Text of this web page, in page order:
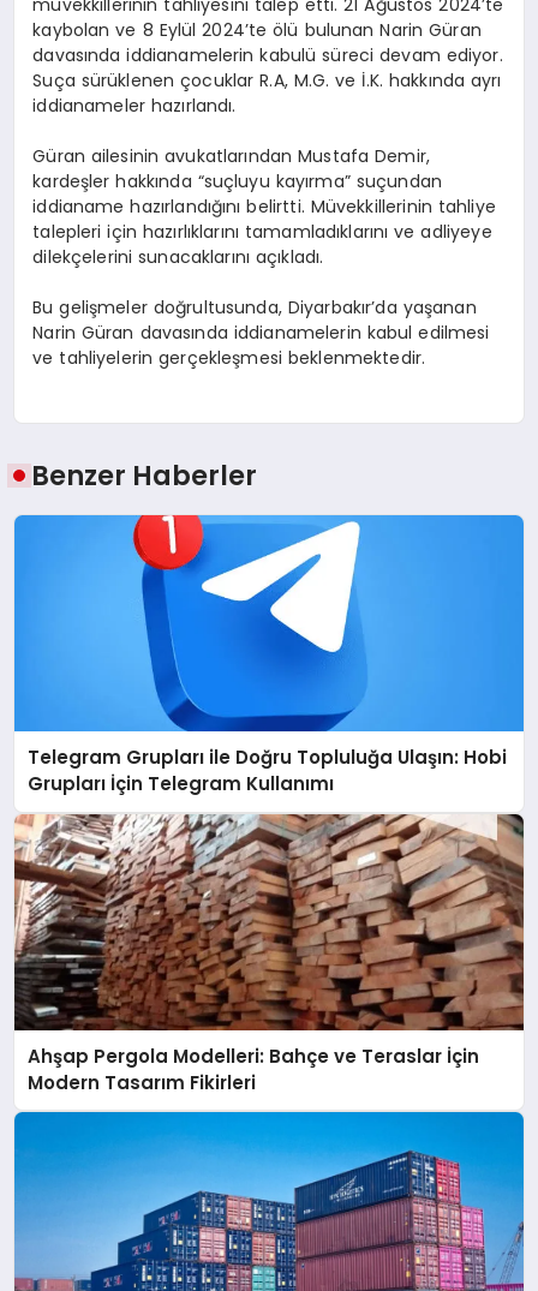
kaybolan ve 8 Eylül 2024’te ölü bulunan Narin Güran
davasında iddianamelerin kabulü süreci devam ediyor.
Suça sürüklenen çocuklar R.A, M.G. ve İ.K. hakkında ayrı
iddianameler hazırlandı.
Güran ailesinin avukatlarından Mustafa Demir,
kardeşler hakkında “suçluyu kayırma” suçundan
iddianame hazırlandığını belirtti. Müvekkillerinin tahliye
talepleri için hazırlıklarını tamamladıklarını ve adliyeye
dilekçelerini sunacaklarını açıkladı.
Bu gelişmeler doğrultusunda, Diyarbakır’da yaşanan
Narin Güran davasında iddianamelerin kabul edilmesi
ve tahliyelerin gerçekleşmesi beklenmektedir.
Benzer Haberler
Telegram Grupları ile Doğru Topluluğa Ulaşın: Hobi
Grupları İçin Telegram Kullanımı
Ahşap Pergola Modelleri: Bahçe ve Teraslar İçin
Modern Tasarım Fikirleri